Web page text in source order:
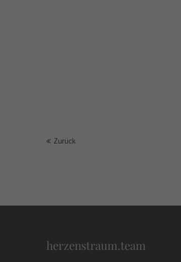
Zurück
herzenstraum.team